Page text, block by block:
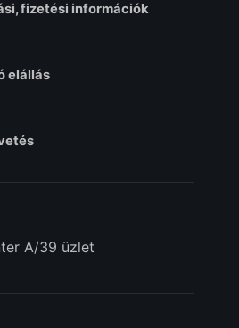
fizetési információk
elállás
A/39 üzlet